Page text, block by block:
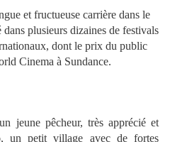
et fructueuse carrière dans le
plusieurs dizaines de festivals
dont le prix du public
Cinema à Sundance.
jeune pêcheur, très apprécié et
un petit village avec de fortes